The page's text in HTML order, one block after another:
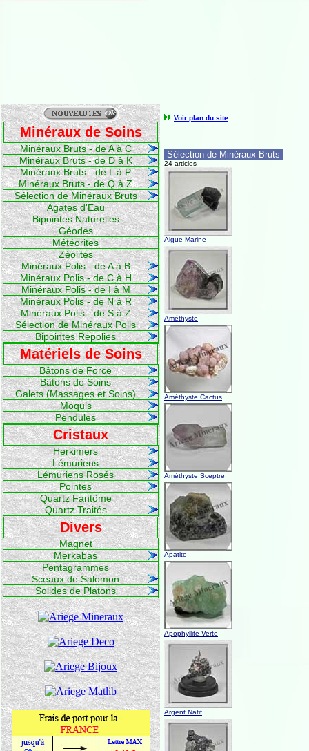
Minéraux de Soins
Minéraux Bruts - de A à C
Minéraux Bruts - de D à K
Minéraux Bruts - de L à P
Minéraux Bruts - de Q à Z
Sélection de Minéraux Bruts
Agates d'Eau
Bipointes Naturelles
Géodes
Météorites
Zéolites
Minéraux Polis - de A à B
Minéraux Polis - de C à H
Minéraux Polis - de I à M
Minéraux Polis - de N à R
Minéraux Polis - de S à Z
Sélection de Minéraux Polis
Bipointes Repolies
Matériels de Soins
Bâtons de Force
Bâtons de Soins
Galets (Massages et Soins)
Moquis
Pendules
Cristaux
Herkimers
Lémuriens
Lémuriens Rosés
Pointes
Quartz Fantôme
Quartz Traités
Divers
Magnet
Merkabas
Pentagrammes
Sceaux de Salomon
Solides de Platons
Voir plan du site
Sélection de Minéraux Bruts
24 articles
Aigue Marine
Améthyste
Améthyste Cactus
Améthyste Sceptre
Apatite
Apophyllite Verte
Argent Natif